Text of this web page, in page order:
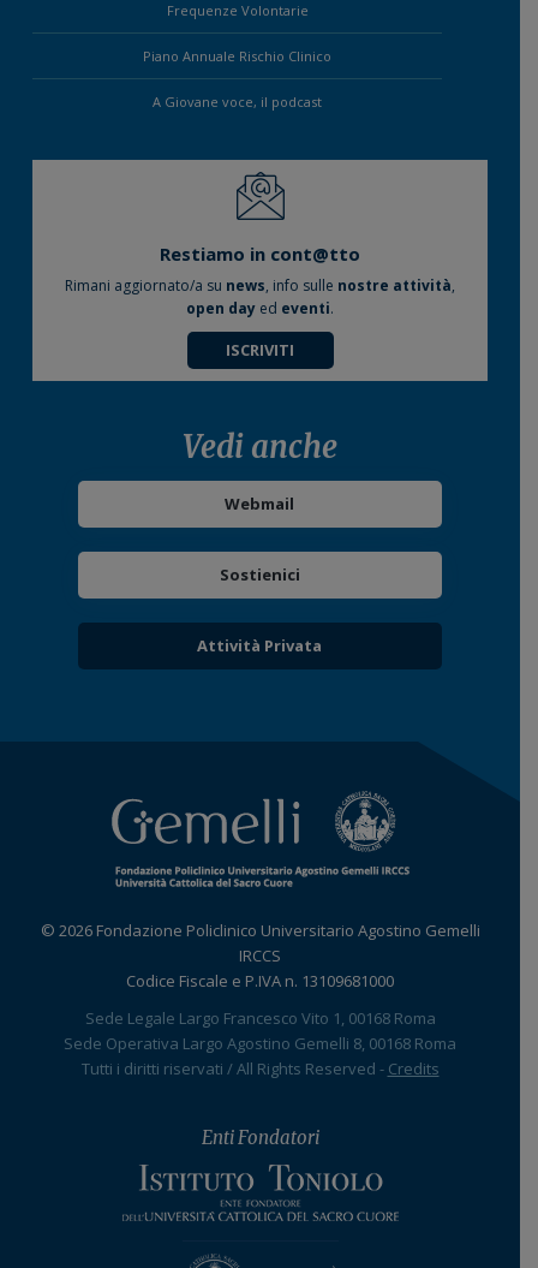
Frequenze Volontarie
Piano Annuale Rischio Clinico
A Giovane voce, il podcast
Restiamo in cont@tto
Rimani aggiornato/a su news, info sulle nostre attività,
open day ed eventi.
ISCRIVITI
Vedi anche
Webmail
Sostienici
Attività Privata
© 2026 Fondazione Policlinico Universitario Agostino Gemelli
IRCCS
Codice Fiscale e P.IVA n. 13109681000
Sede Legale Largo Francesco Vito 1, 00168 Roma
Sede Operativa Largo Agostino Gemelli 8, 00168 Roma
Tutti i diritti riservati / All Rights Reserved - Credits
Enti Fondatori